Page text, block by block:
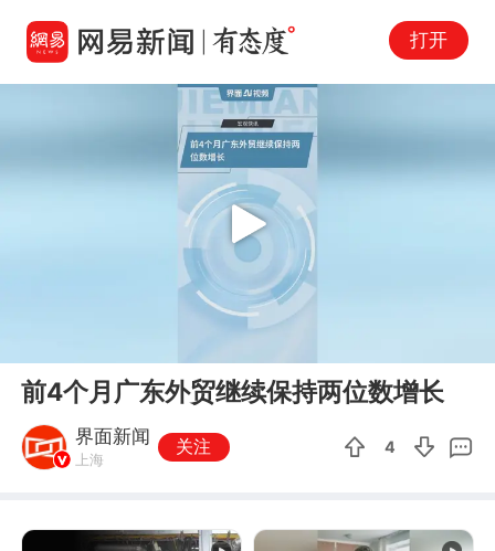
打开
Play
前4个月广东外贸继续保持两位数增长
界面新闻
上海
关注 4